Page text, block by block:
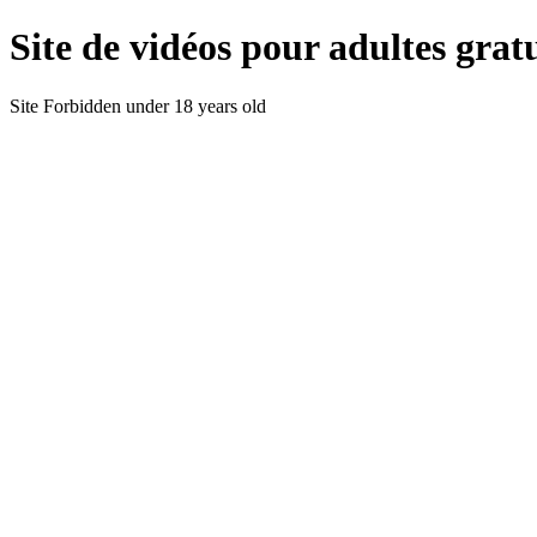
Site de vidéos pour adultes
Site Forbidden under 18 years old